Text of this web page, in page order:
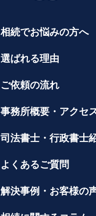
相続でお悩みの方へ
選ばれる理由
ご依頼の流れ
事務所概要・アクセ
司法書士・行政書士
よくあるご質問
解決事例・お客様の